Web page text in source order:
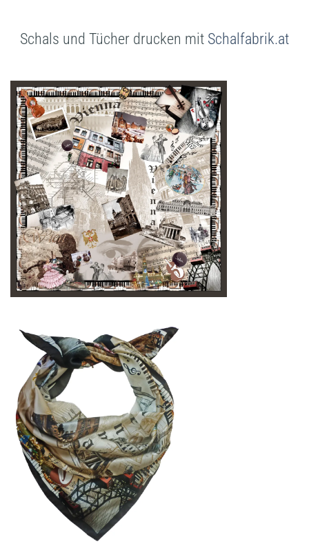
Schals und Tücher drucken mit Schalfabrik.at